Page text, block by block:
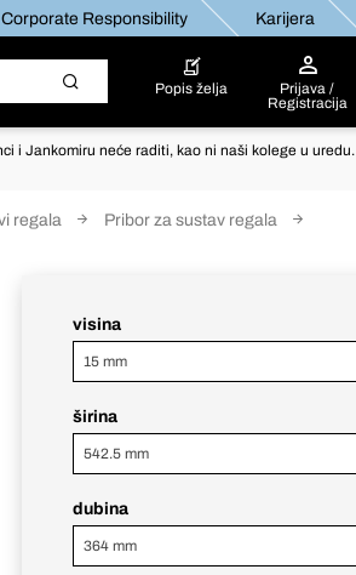
Corporate Responsibility Karijera
Popis želja
Prijava /
Registracija
i Jankomiru neće raditi, kao ni naši kolege u uredu.
regala
Pribor za sustav regala
visina
15 mm
širina
542.5 mm
dubina
364 mm